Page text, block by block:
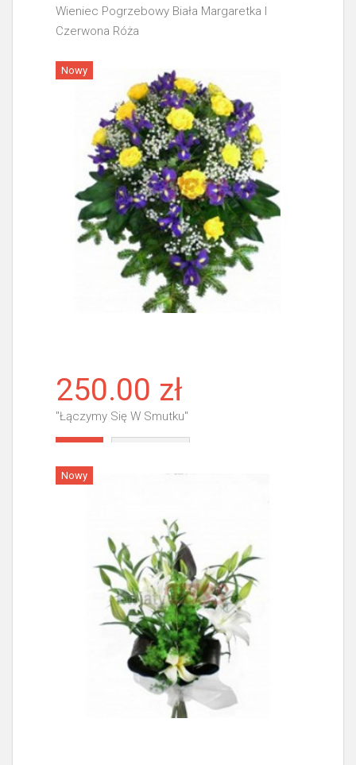
Wieniec Pogrzebowy Biała Margaretka I
Czerwona Róża
Więcej
Nowy
250.00 zł
"Łączymy Się W Smutku"
Nowy